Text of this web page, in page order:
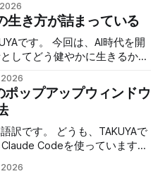
す必要が無いので、気が楽に
くて、「そうなんですね」
れ様です〜」みたいな感じで
りあえず「いいですね」まじ
。インタビューにも応用が利
作業をして過ごした。レシー
げる。そのうちAIに代替させ
に掲載します。お楽しみくだ
:WalknoteからInkdropまで
た 09:17 Inkdropで食えるよ
ら海外市場を狙ったのか
戦した話 16:18 AIバイブコ
か 17:24 全てのコードを一行
AIは新幹線:速さの先にあるも
事になる 27:
生き方が詰まっている
です。 今回は、AI時代を開
してどう健やかに生きるか、
身の健康を保ちながら、もの
の中にも、最
生き残り、さらに活躍してい
はないでしょうか。正直、す
ん。未来を正確に予測できる
事なのは、「戦略」や「堀
ップアップウィンドウ
、TAKUYAで
ッセージやdiffがまともに表